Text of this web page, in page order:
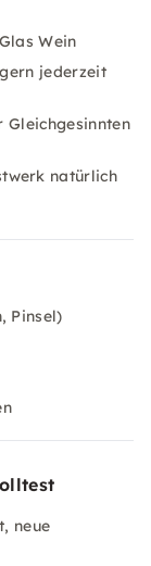
Wein
jederzeit
Gleichgesinnten
natürlich
Pinsel)
neue